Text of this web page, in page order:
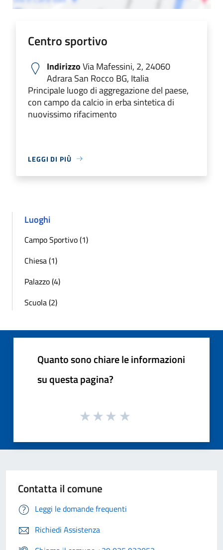
Centro sportivo
IndirizzoVia Mafessini, 2, 24060
Adrara San Rocco BG, Italia
Principale luogo di aggregazione del paese,
con campo da calcio in erba sintetica di
nuovissimo rifacimento
LEGGI DI PIÙ
Luoghi
Campo Sportivo (1)
Chiesa (1)
Palazzo (4)
Scuola (2)
Quanto sono chiare le informazioni
su questa pagina?
Contatta il comune
Leggi le domande frequenti
Richiedi Assistenza